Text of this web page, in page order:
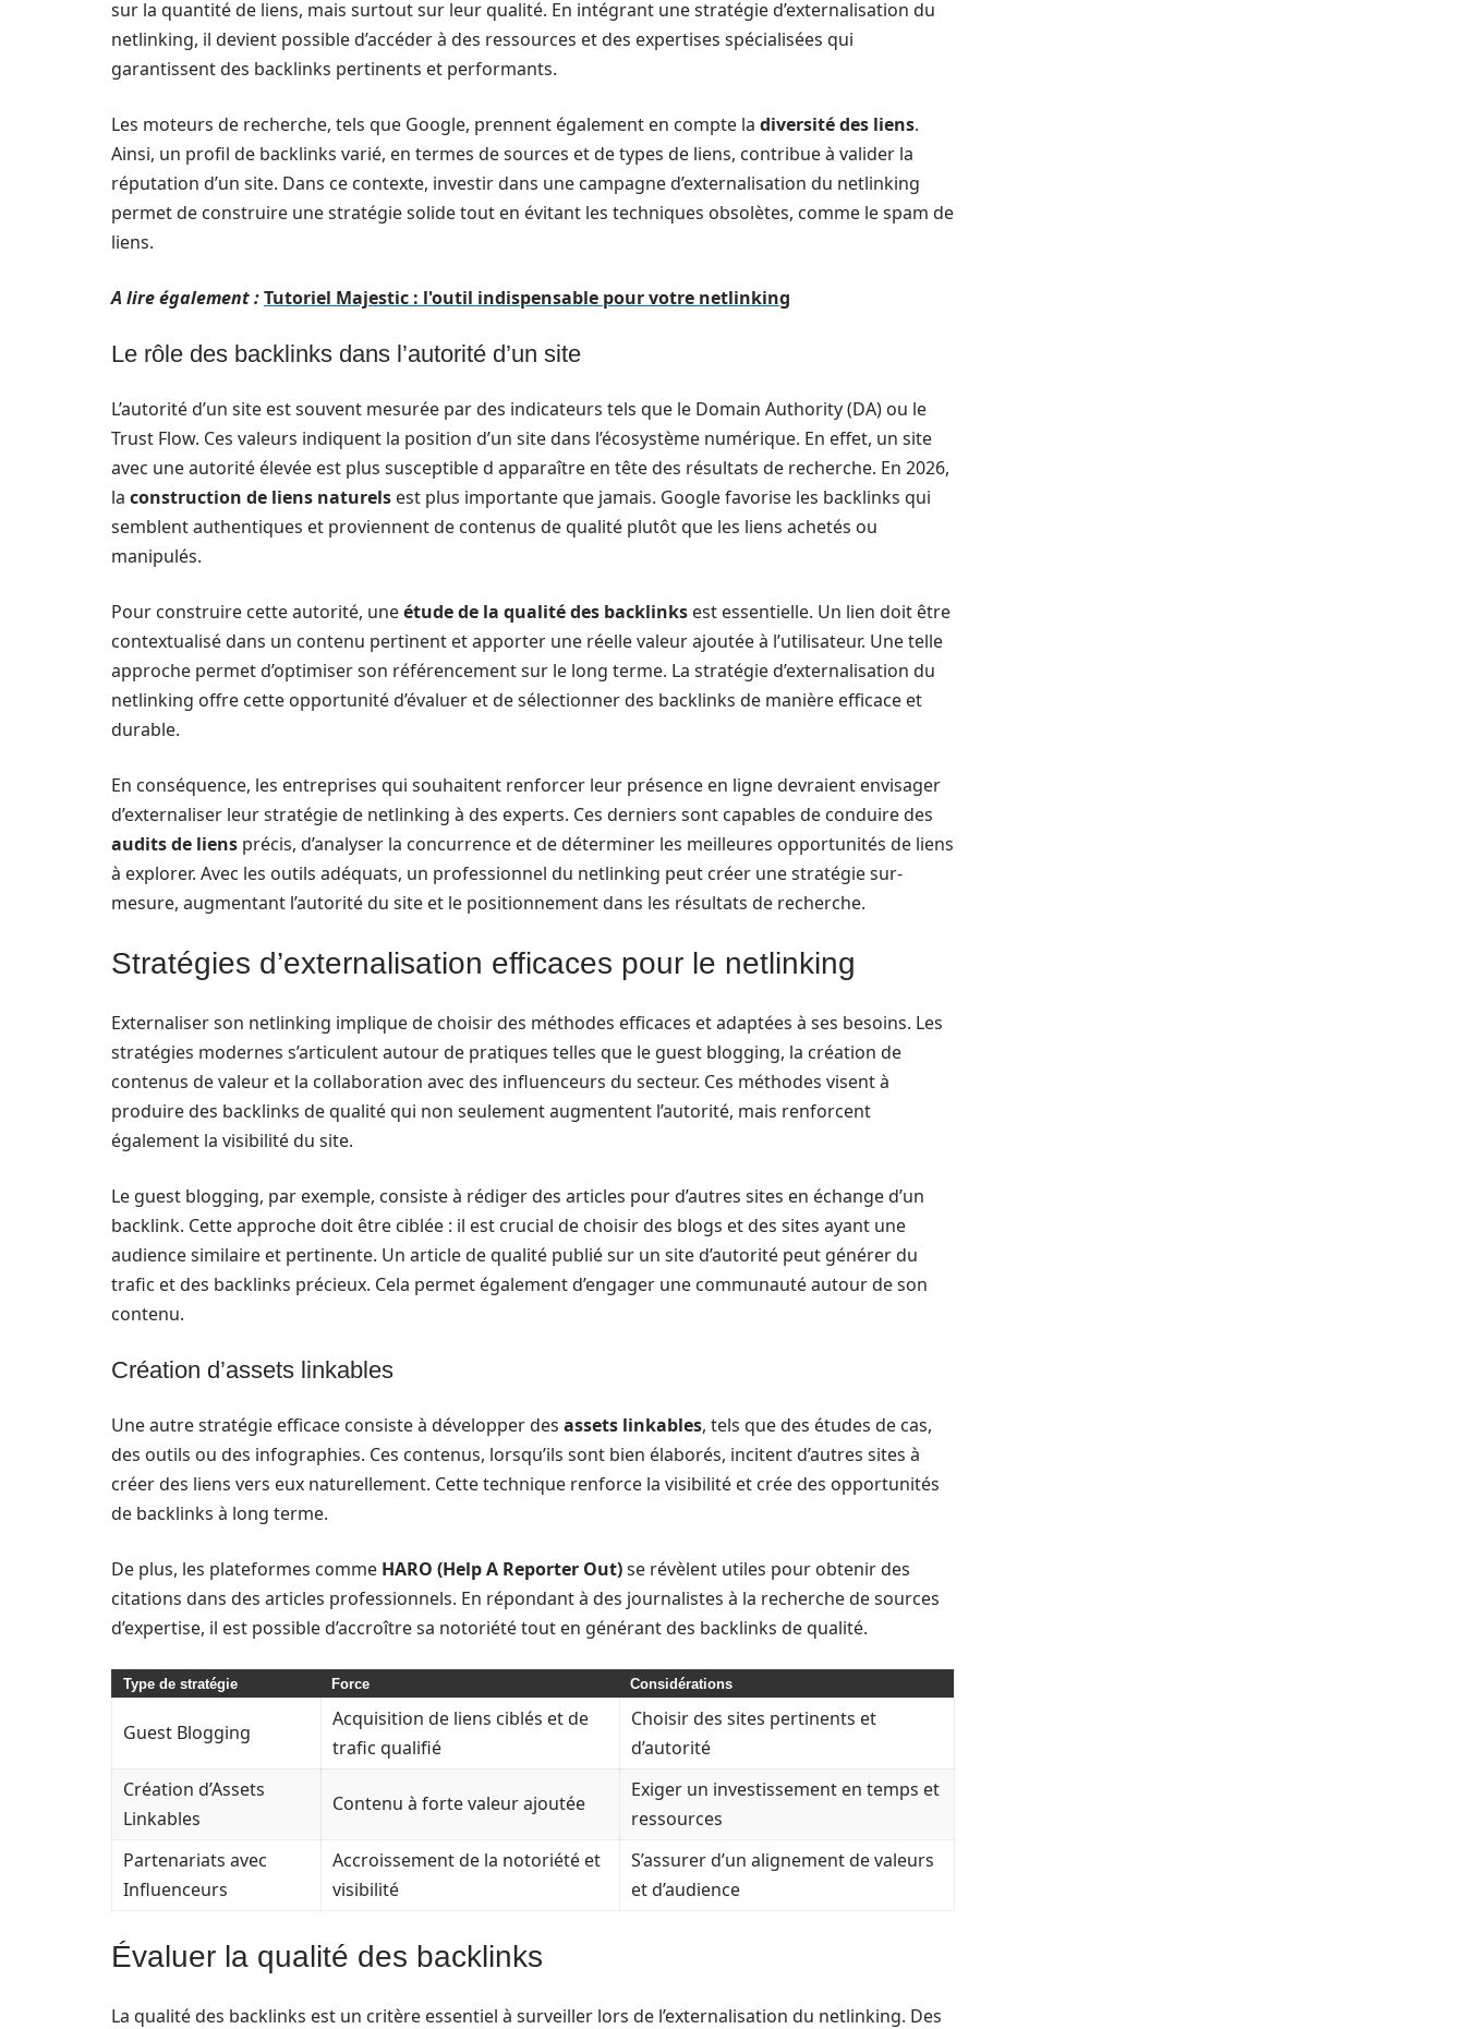
sur la quantité de liens, mais surtout sur leur qualité. En intégrant une stratégie d’externalisation du
netlinking, il devient possible d’accéder à des ressources et des expertises spécialisées qui
garantissent des backlinks pertinents et performants.
Les moteurs de recherche, tels que Google, prennent également en compte la diversité des liens.
Ainsi, un profil de backlinks varié, en termes de sources et de types de liens, contribue à valider la
réputation d’un site. Dans ce contexte, investir dans une campagne d’externalisation du netlinking
permet de construire une stratégie solide tout en évitant les techniques obsolètes, comme le spam de
liens.
A lire également :Tutoriel Majestic : l'outil indispensable pour votre netlinking
Le rôle des backlinks dans l’autorité d’un site
L’autorité d’un site est souvent mesurée par des indicateurs tels que le Domain Authority (DA) ou le
Trust Flow. Ces valeurs indiquent la position d’un site dans l’écosystème numérique. En effet, un site
avec une autorité élevée est plus susceptible d apparaître en tête des résultats de recherche. En 2026,
la construction de liens naturels est plus importante que jamais. Google favorise les backlinks qui
semblent authentiques et proviennent de contenus de qualité plutôt que les liens achetés ou
manipulés.
Pour construire cette autorité, uneétude de la qualité des backlinks est essentielle. Un lien doit être
contextualisé dans un contenu pertinent et apporter une réelle valeur ajoutée à l’utilisateur. Une telle
approche permet d’optimiser son référencement sur le long terme. La stratégie d’externalisation du
netlinking offre cette opportunité d’évaluer et de sélectionner des backlinks de manière efficace et
durable.
En conséquence, les entreprises qui souhaitent renforcer leur présence en ligne devraient envisager
d’externaliser leur stratégie de netlinking à des experts. Ces derniers sont capables de conduire des
audits de liens précis, d’analyser la concurrence et de déterminer les meilleures opportunités de liens
à explorer. Avec les outils adéquats, un professionnel du netlinking peut créer une stratégie sur-
mesure, augmentant l’autorité du site et le positionnement dans les résultats de recherche.
Stratégies d’externalisation efficaces pour le netlinking
Externaliser son netlinking implique de choisir des méthodes efficaces et adaptées à ses besoins. Les
stratégies modernes s’articulent autour de pratiques telles que le guest blogging, la création de
contenus de valeur et la collaboration avec des influenceurs du secteur. Ces méthodes visent à
produire des backlinks de qualité qui non seulement augmentent l’autorité, mais renforcent
également la visibilité du site.
Le guest blogging, par exemple, consiste à rédiger des articles pour d’autres sites en échange d’un
backlink. Cette approche doit être ciblée : il est crucial de choisir des blogs et des sites ayant une
audience similaire et pertinente. Un article de qualité publié sur un site d’autorité peut générer du
trafic et des backlinks précieux. Cela permet également d’engager une communauté autour de son
contenu.
Création d’assets linkables
Une autre stratégie efficace consiste à développer des assets linkables, tels que des études de cas,
des outils ou des infographies. Ces contenus, lorsqu’ils sont bien élaborés, incitent d’autres sites à
créer des liens vers eux naturellement. Cette technique renforce la visibilité et crée des opportunités
de backlinks à long terme.
De plus, les plateformes comme HARO (Help A Reporter Out)se révèlent utiles pour obtenir des
citations dans des articles professionnels. En répondant à des journalistes à la recherche de sources
d’expertise, il est possible d’accroître sa notoriété tout en générant des backlinks de qualité.
Type de stratégie Force Considérations
Guest Blogging
Acquisition de liens ciblés et de
trafic qualifié
Choisir des sites pertinents et
d’autorité
Création d’Assets
Linkables
Contenu à forte valeur ajoutée
Exiger un investissement en temps et
ressources
Partenariats avec
Influenceurs
Accroissement de la notoriété et
visibilité
S’assurer d’un alignement de valeurs
et d’audience
Évaluer la qualité des backlinks
La qualité des backlinks est un critère essentiel à surveiller lors de l’externalisation du netlinking. Des